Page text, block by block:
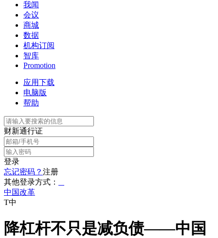
我闻
会议
商城
数据
机构订阅
智库
Promotion
应用下载
电脑版
帮助
财新通行证
登录
忘记密码？ 注册
其他登录方式：
中国改革
T中
降杠杆不只是减负债——中国